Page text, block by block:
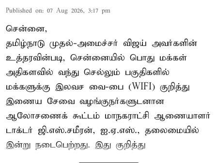
Published on: 07 Aug 2026, 3:17 pm
சென்னை,
தமிழ்நாடு முதல்-அமைச்சர் விஜய் அவர்களின்
உத்தரவின்படி, சென்னையில் பொது மக்கள்
அதிகளவில் வந்து செல்லும் பகுதிகளில்
மக்களுக்கு இலவச வை-பை (WIFI) குறித்து
இணைய சேவை வழங்குநர்களுடனான
ஆலோசணைக் கூட்டம் மாநகராட்சி ஆணையாளர்
டாக்டர் ஜி.எஸ்.சமீரன், ஐ.ஏ.எஸ்., தலைமையில்
இன்று நடைபெற்றது. இது குறித்து